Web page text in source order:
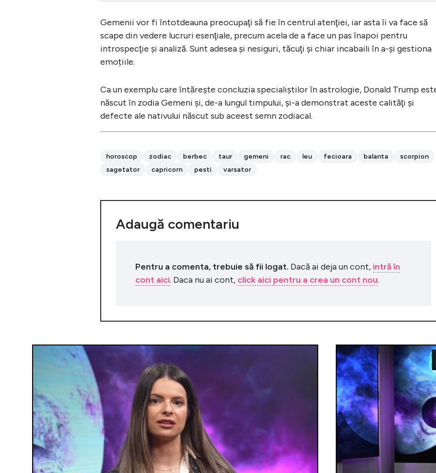
Gemenii vor fi întotdeauna preocupaţi să fie în centrul atenţiei, iar asta îi va face să
scape din vedere lucruri esenţiale, precum acela de a face un pas înapoi pentru
introspecţie şi analiză. Sunt adesea şi nesiguri, tăcuţi şi chiar incabaili în a-şi gestiona
emoțiile.
Ca un exemplu care întăreşte concluzia specialiştilor în astrologie, Donald Trump
născut în zodia Gemeni şi, de-a lungul timpului, şi-a demonstrat aceste calităţi şi
defecte ale nativului născut sub aceest semn zodiacal.
horoscop zodiac berbec taur gemeni rac leu fecioara balanta
scorpion
sagetator
capricorn pesti varsator
Adaugă comentariu
Pentru a comenta, trebuie să fii logat. Dacă ai deja un cont, intră în
cont aici. Daca nu ai cont, click aici pentru a crea un cont nou.